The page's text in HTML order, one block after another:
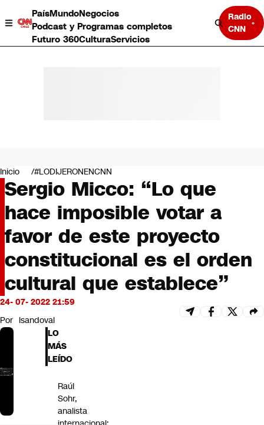
PaísMundoNegocios
Podcast y Programas completos
Futuro 360CulturaServicios
Radio
CNN
Negocios
Deportes
Programas completos
Cultura
Servicios
Bits
CNN tiempo
Futuro 360
Opinión
Inicio #LODIJERONENCNN
Sergio Micco: “Lo que
hace imposible votar a
favor de este proyecto
constitucional es el orden
cultural que establece”
24- 07- 2022 21:59
Por lsandoval
LO
MÁS
LEÍDO
Raúl
Sohr,
analista